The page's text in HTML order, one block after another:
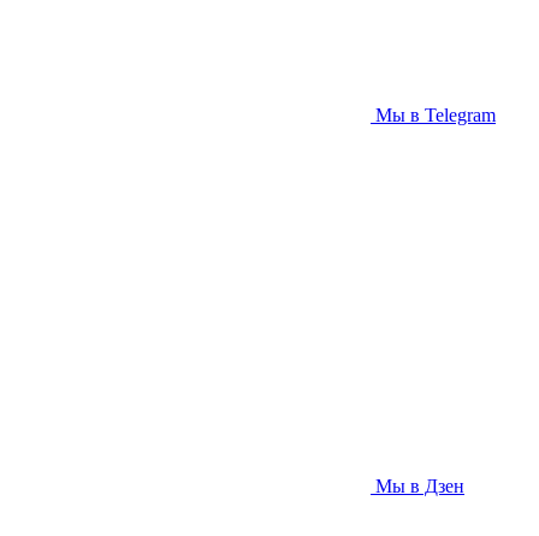
Мы в Telegram
Мы в Дзен